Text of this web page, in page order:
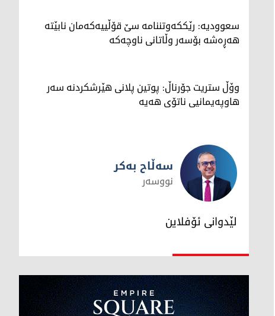
سعوودیە: رێککەوتننامە سێ قۆڵییەکەمان نابێتە
هەڕەشە بۆسەر وڵاتانی ناوچەکە
وۆڵ ستریت جۆرناڵ: پوتین پلانی هێرشکردنە سەر
هاوپەیمانیی ناتۆی هەیە
سەڵاح بەکر
سەڵاح بەکر
نووسەر
لێدوانی ئۆفلاین